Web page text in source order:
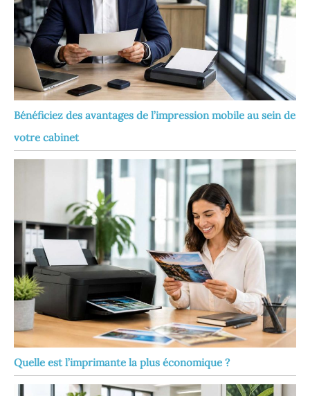
Bénéficiez des avantages de l’impression mobile au sein de
votre cabinet
Quelle est l’imprimante la plus économique ?